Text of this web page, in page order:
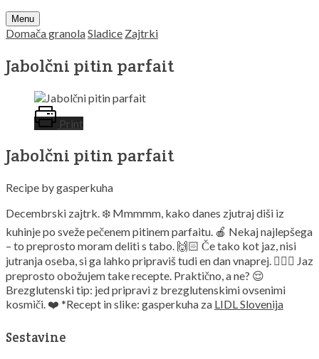
Search
Menu
Domača granolaSladice Zajtrki
Jabolčni pitin parfait
Print
Jabolčni pitin parfait
Recipe by gasperkuha
Decembrski zajtrk. ❄️ Mmmmm, kako danes zjutraj diši iz
kuhinje po sveže pečenem pitinem parfaitu. 🍎 Nekaj najlepšega
– to preprosto moram deliti s tabo. 🙌🏻 Če tako kot jaz, nisi
jutranja oseba, si ga lahko pripraviš tudi en dan vnaprej. 🤷🏼‍♂️ Jaz
preprosto obožujem take recepte. Praktično, a ne? 😌
Brezglutenski tip: jed pripravi z brezglutenskimi ovsenimi
kosmiči. ❤️ *Recept in slike: gasperkuha za LIDL Slovenija
Sestavine